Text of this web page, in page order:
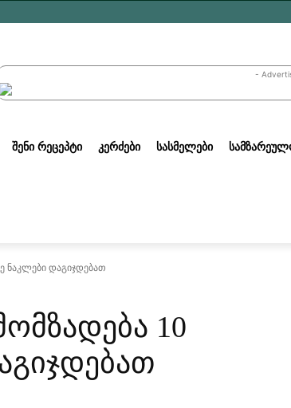
-
ᲨᲔᲜᲘ ᲠᲔᲪᲔᲞᲢᲘ ᲙᲔᲠᲫᲔᲑᲘ ᲡᲐᲡᲛᲔᲚᲔᲑᲘ
ნაკლები დაგიჯდებათ
10